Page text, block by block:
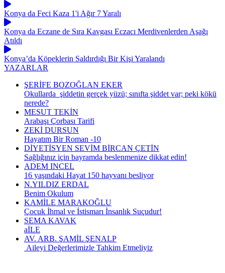
Konya da Feci Kaza 1'i Ağır 7 Yaralı
Konya da Eczane de Sıra Kavgası Eczacı Merdivenlerden Aşağı
Atıldı
Konya’da Köpeklerin Saldırdığı Bir Kişi Yaralandı
YAZARLAR
ŞERİFE BOZOĞLAN EKER
Okullarda şiddetin gerçek yüzü; sınıfta şiddet var; peki kökü
nerede?
MESUT TEKİN
Arabaşı Çorbası Tarifi
ZEKİ DURSUN
Hayatım Bir Roman -10
DİYETİSYEN SEVİM BİRCAN ÇETİN
Sağlığınız için bayramda beslenmenize dikkat edin!
ADEM INCEL
16 yaşındaki Hayat 150 hayvanı besliyor
N.YILDIZ ERDAL
Benim Okulum
KAMİLE MARAKOĞLU
Çocuk İhmal ve İstismarı İnsanlık Suçudur!
SEMA KAVAK
aİLE
AV. ARB. ŞAMİL ŞENALP
Aileyi Değerlerimizle Tahkim Etmeliyiz